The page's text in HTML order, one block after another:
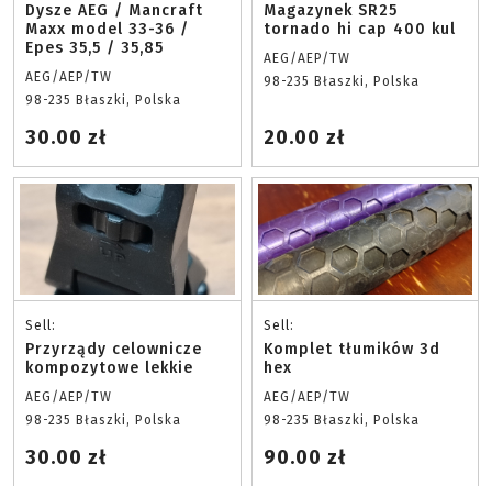
Dysze AEG / Mancraft
Maxx model 33-36 /
Epes 35,5 / 35,85
AEG/AEP/TW
98-235 Błaszki, Polska
30.00 zł
Magazynek SR25
tornado hi cap 400 kul
AEG/AEP/TW
98-235 Błaszki, Polska
20.00 zł
Sell:
Przyrządy celownicze
kompozytowe lekkie
AEG/AEP/TW
98-235 Błaszki, Polska
30.00 zł
Sell:
Komplet tłumików 3d
hex
AEG/AEP/TW
98-235 Błaszki, Polska
90.00 zł